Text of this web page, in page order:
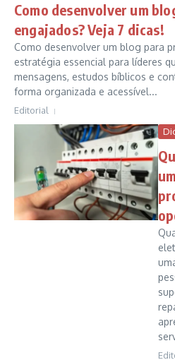
Como desenvolver um
engajados? Veja 7 dicas!
Como desenvolver um blog para
estratégia essencial para líderes
mensagens, estudos bíblicos e
forma organizada e acessível...
Editorial